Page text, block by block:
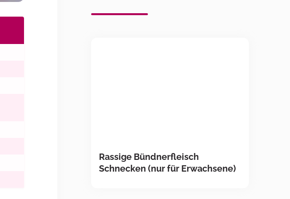
Rassige Bündnerfleisch
Schnecken (nur für Erwachsene)